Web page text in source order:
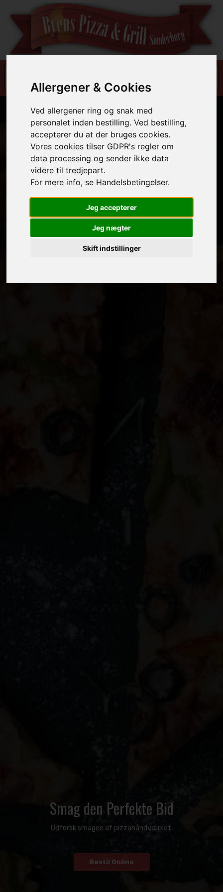
Allergener & Cookies
Ved allergener ring og snak med
personalet inden bestilling. Ved bestilling,
accepterer du at der bruges cookies.
Vores cookies tilser GDPR's regler om
data processing og sender ikke data
videre til tredjepart.
For mere info, se Handelsbetingelser.
Jeg accepterer
Jeg nægter
Skift indstillinger
Smag den Perfekte Bid
Udforsk smagen af pizzahåndværket.
Bestil Online